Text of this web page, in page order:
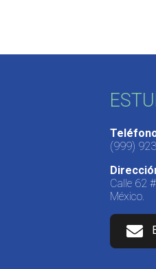
(999)
Calle 62
México.